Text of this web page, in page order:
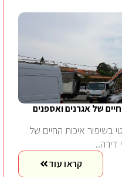
של אגרנים ואספנים
בשיפור איכות החיים של
דירה..
קראו עוד